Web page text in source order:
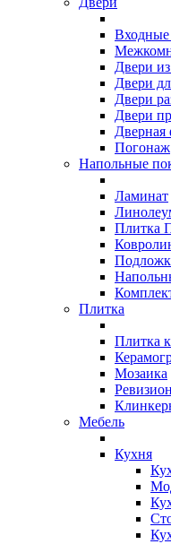
Входные
Двери
Двери
Двери
Двери
Дверная
Погонаж
Напольные
Ламинат
Плитка
Плитка
Плитка
Мозаика
Мебель
Кухня